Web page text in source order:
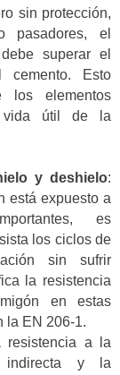
sin protección,
pasadores, el
superar el
Esto
los elementos
vida útil de la
y deshielo:
está expuesto a
es
los ciclos de
sin sufrir
la resistencia
en estas
la EN 206-1.
resistencia a la
indirecta y la